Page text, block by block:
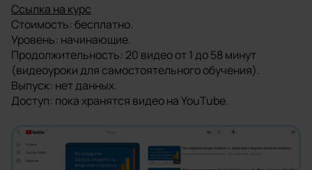
Ссылка на курс
Стоимость: бесплатно.
Уровень: начинающие.
Продолжительность: 20 видео от 1 до 58 минут
(видеоуроки для самостоятельного обучения).
Выпуск: нет данных.
Доступ: пока хранятся видео на YouTube.